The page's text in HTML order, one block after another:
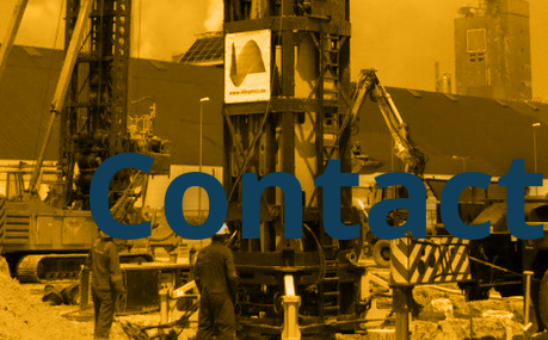
Contact